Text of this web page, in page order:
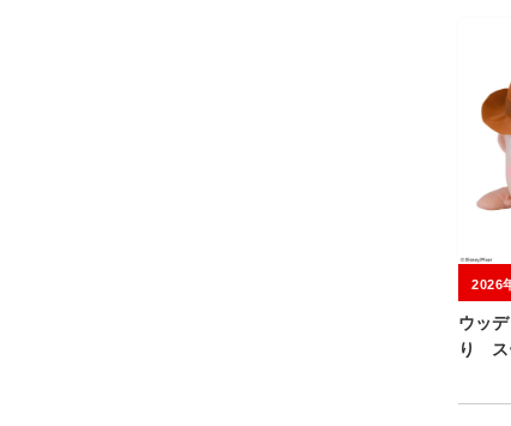
ウッ
り ス
2026